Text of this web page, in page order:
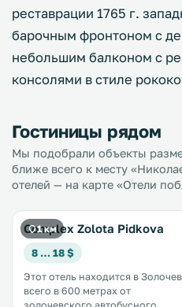
реставрации 1765 г.
барочным фронтоном с
небольшим балконом с
консолями в стиле
Гостиницы рядом
Мы подобрали объекты
ближе всего к месту
отелей — на карте «Отели
1 км
Complex Zolota Pidkova
8 … 18 $
Этот отель находится в
всего в 600 метрах от